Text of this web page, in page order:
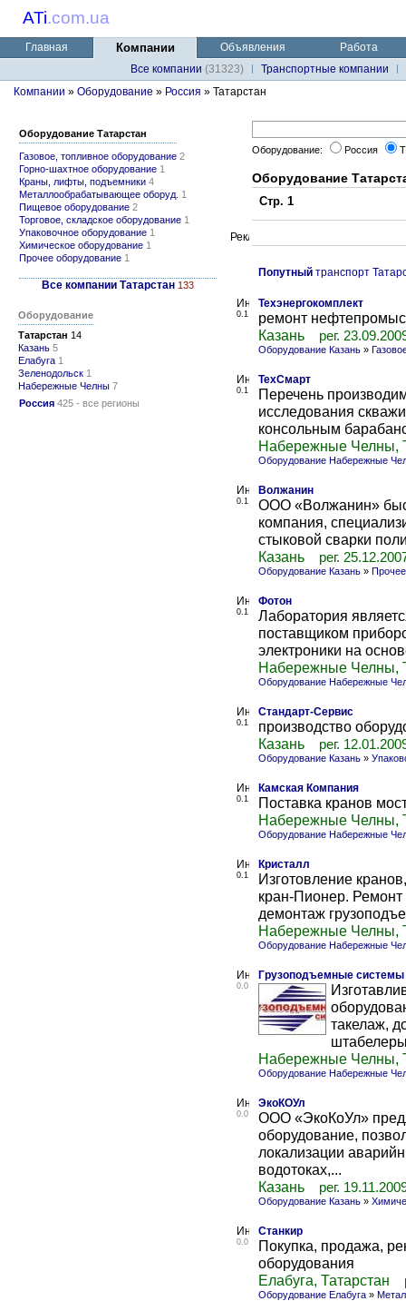
ATi.com.ua
Главная Компании Объявления
Работа
Все компании (31323)
Транспортные компании
Компании » Оборудование » Россия » Татарстан
Оборудование Татарстан
Газовое, топливное оборудование 2
Горно-шахтное оборудование 1
Краны, лифты, подъемники 4
Металлообрабатывающее оборуд. 1
Пищевое оборудование 2
Торговое, складское оборудование 1
Упаковочное оборудование 1
Химическое оборудование 1
Прочее оборудование 1
Все компании Татарстан 133
Оборудование
Татарстан 14
Казань 5
Елабуга 1
Зеленодольск 1
Набережные Челны 7
Россия 425 - все регионы
Оборудование: Россия
Оборудование
Стр. 1
Попутный транспорт
0.1
Техэнергокомплект
ремонт
Казань
рег.
Оборудование Казань »
0.1
ТехСмарт
Перечень
исследования
консольным
Набережные Челны,
Оборудование Набережные
0.1
Волжанин
ООО «Волжанин»
компания,
стыковой сварки
Казань
рег.
Оборудование Казань »
0.1
Фотон
Лаборатория
поставщиком
электроники на
Набережные Челны,
Оборудование Набережные
0.1
Стандарт-Сервис
производство
Казань
рег.
Оборудование Казань »
0.1
Камская Компания
Поставка кранов
Набережные Челны,
Оборудование Набережные
0.1
Кристалл
Изготовление
кран-Пионер.
демонтаж
Набережные Челны,
Оборудование Набережные
0.0
Грузоподъемные системы
такелаж,
Набережные Челны,
Оборудование Набережные
0.0
ЭкоКОУл
ООО «ЭкоКоУл»
оборудование,
локализации
водотоках,...
Казань
рег.
Оборудование Казань »
0.0
Станкир
Покупка, продажа,
оборудования
Елабуга, Татарстан
Оборудование Елабуга »